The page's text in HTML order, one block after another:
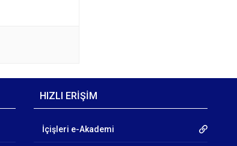
HIZLI ERİŞİM
İçişleri e-Akademi